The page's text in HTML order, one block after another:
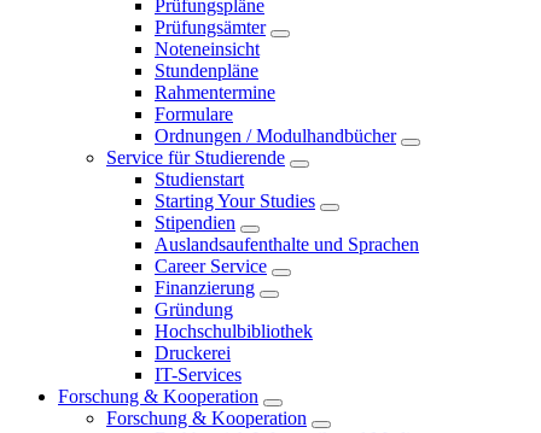
Prüfungspläne
Prüfungsämter
Noteneinsicht
Stundenpläne
Rahmentermine
Formulare
Ordnungen / Modulhandbücher
Service für Studierende
Studienstart
Starting Your Studies
Stipendien
Auslandsaufenthalte und Sprachen
Career Service
Finanzierung
Gründung
Hochschulbibliothek
Druckerei
IT-Services
Forschung & Kooperation
Forschung & Kooperation